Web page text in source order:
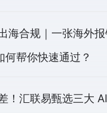
海合规｜一张海外
何帮你快速通过？
！汇联易甄选三大